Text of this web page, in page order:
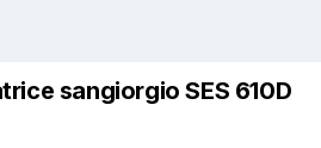
sangiorgio SES 610D